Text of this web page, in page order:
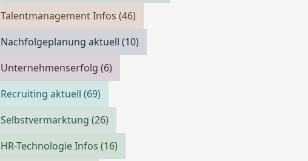
Talentmanagement Infos (46)
Nachfolgeplanung aktuell (10)
Unternehmenserfolg (6)
Recruiting aktuell (69)
Selbstvermarktung (26)
HR-Technologie Infos (16)